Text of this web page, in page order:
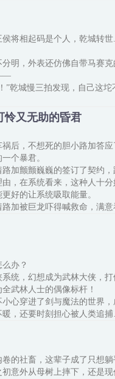
装天才需要几步？
下。
敬佩。
院是黑魔法学院；
希尔诺大师兄；
师，
法师尤珈。
将相起码是个人，乾城转
明，外表还仿佛自带马赛克
”乾城慢三拍发现，自己这
，是吃也没吃到，玩也没玩
城暗暗发誓，定要做条躺
的“诞生”......
渊之地巨石崩塌，据说从
怜又无助的昏君
后，不想死的胆小路加答
个暴君。
加颤颤巍巍的签订了契约
，在系统看来，这种人十
好的让系统吸取能量。
加被巨龙吓得喊救命，满
看着路加压制完贵族教廷转
挖铁矿，满意的看着路加建
加并没有被迫害妄想症，而是
办？
统，幻想成为武林大侠，
武林人士的偶像标杆！
心穿进了剑与魔法的世界
暖，还要时刻担心被人类追
离谱。
带领史莱姆族群维护正义，
魔法时代的道德先锋！
炼，教兽人纺织；向精灵族
一起制造亮晶晶……
的社畜，这辈子成了只想躺
意外从母树上摔下，还是现